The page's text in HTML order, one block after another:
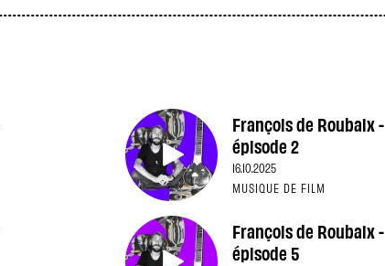
François de Roubaix -
épisode 2
16.10.2025
MUSIQUE DE FILM
François de Roubaix -
épisode 5